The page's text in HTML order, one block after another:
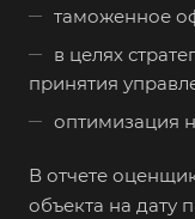
таможенное
в целях
принятия
оптимизация
В отчете
объекта на дату